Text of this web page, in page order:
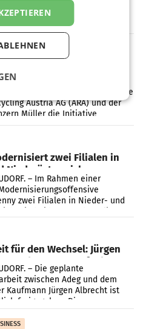
ProSiebenSat.1 hat im
Kostensenkungen operativ
gemacht und die
deutlich übertroffen.
am POS über
August hinweg rücken die
Austria AG (ARA) und der
Müller die Initiative
in allen österreichischen
zwei Filialen in
Niederösterreich
– Im Rahmen einer
zwei Filialen in Nieder- und
für den Wechsel: Jürgen
ab 1.1.2027 auf Adeg
– Die geplante
zwischen Adeg und dem
Kaufmann Jürgen Albrecht ist
freigegeben: Die
und der